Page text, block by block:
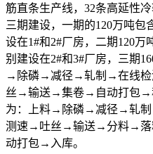
筋直条生产线，32条高延性
三期建设，一期的120万吨包
设在1#和2#厂房，二期120万
别建设在2#和3#厂房，三期
→除磷→减径→轧制→在线
丝→输送→集卷→自动打包→
为：上料→除磷→减径→轧
测速→吐丝→输送→分料→
动打包→入库。